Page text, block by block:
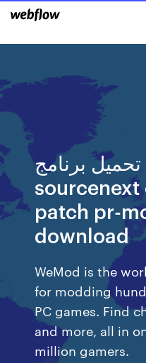
تحميل برنامج re2 pc
patch pr-
download
WeMod is the
for modding
PC games. Find
and more, all in
million gamers.